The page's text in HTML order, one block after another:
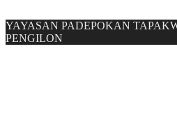
YAYASAN PADEPOKAN
PENGILON